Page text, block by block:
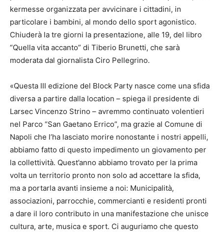
kermesse organizzata per avvicinare i cittadini, in
particolare i bambini, al mondo dello sport agonistico.
Chiuderà la tre giorni la presentazione, alle 19, del libro
“Quella vita accanto” di Tiberio Brunetti, che sarà
moderata dal giornalista Ciro Pellegrino.
«Questa III edizione del Block Party nasce come una sfida
diversa a partire dalla location – spiega il presidente di
Larsec Vincenzo Strino – avremmo continuato volentieri
nel Parco “San Gaetano Errico”, ma grazie al Comune di
Napoli che l’ha lasciato morire nonostante i nostri appelli,
abbiamo fatto di questo impedimento un giovamento per
la collettività. Quest’anno abbiamo trovato per la prima
volta un territorio pronto non solo ad accettare la sfida,
ma a portarla avanti insieme a noi: Municipalità,
associazioni, parrocchie, commercianti e residenti pronti
a dare il loro contributo in una manifestazione che unisce
cultura, arte, musica e sport. Ci auguriamo che questo